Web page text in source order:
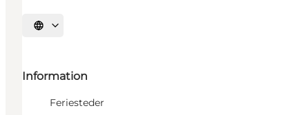
Vælg sprog
Information
Feriesteder